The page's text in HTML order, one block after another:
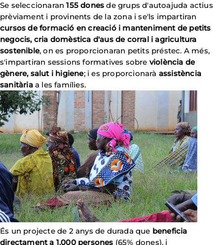
Se seleccionaran155 dones de grups d'autoajuda actius
prèviament i provinents de la zona i se'ls impartiran
cursos de formació en creació i manteniment de petits
negocis, cria domèstica d'aus de corral i agricultura
sostenible, on es proporcionaran petits préstec. A més,
s'impartiran sessions formatives sobre violència de
gènere, salut i higiene; i es proporcionarà assistència
sanitàriaa les famílies.
És un projecte de 2 anys de durada que beneficia
directament a 1.000 persones (65% dones), i